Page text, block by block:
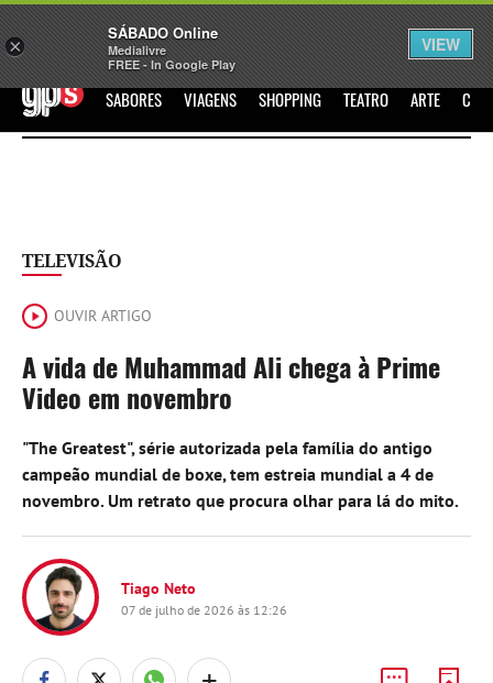
Sábado Assine Iniciar Sessão
GPS SABORES VIAGENS SHOPPING TEATRO ARTE
TELEVISÃO
OUVIR ARTIGO
A vida de Muhammad Ali chega à Prime
Video em novembro
"The Greatest", série autorizada pela família do antigo
campeão mundial de boxe, tem estreia mundial a 4 de
novembro. Um retrato que procura olhar para lá do mito.
Tiago Neto
07 de julho de 2026 às 12:26
×
SÁBADO Online
Medialivre
FREE - In Google Play
VIEW